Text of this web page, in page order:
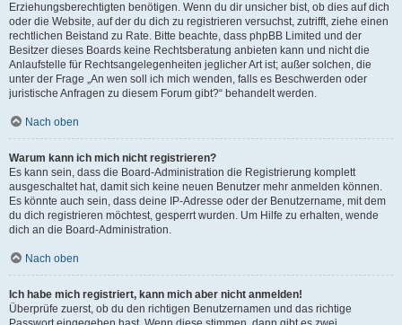
Erziehungsberechtigten benötigen. Wenn du dir unsicher bist, ob dies auf dich
oder die Website, auf der du dich zu registrieren versuchst, zutrifft, ziehe einen
rechtlichen Beistand zu Rate. Bitte beachte, dass phpBB Limited und der
Besitzer dieses Boards keine Rechtsberatung anbieten kann und nicht die
Anlaufstelle für Rechtsangelegenheiten jeglicher Art ist; außer solchen, die
unter der Frage „An wen soll ich mich wenden, falls es Beschwerden oder
juristische Anfragen zu diesem Forum gibt?“ behandelt werden.
Nach oben
Warum kann ich mich nicht registrieren?
Es kann sein, dass die Board-Administration die Registrierung komplett
ausgeschaltet hat, damit sich keine neuen Benutzer mehr anmelden können.
Es könnte auch sein, dass deine IP-Adresse oder der Benutzername, mit dem
du dich registrieren möchtest, gesperrt wurden. Um Hilfe zu erhalten, wende
dich an die Board-Administration.
Nach oben
Ich habe mich registriert, kann mich aber nicht anmelden!
Überprüfe zuerst, ob du den richtigen Benutzernamen und das richtige